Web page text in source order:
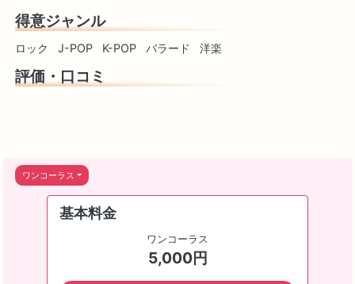
得意ジャンル
ロック J-POP K-POP バラード 洋楽
評価・口コミ
ワンコーラス
基本料金
ワンコーラス
5,000円